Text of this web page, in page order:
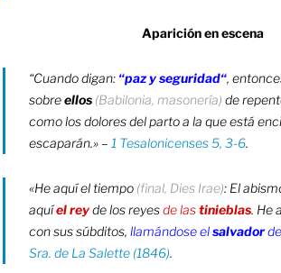
Aparición en escena
“Cuando digan: “paz y seguridad“,
sobreellos (Babilonia, masonería) de
como los dolores del parto a la que está
escaparán.» – 1 Tesalonicenses 5, 3-6.​
«He aquí el tiempo (final, Dies Irae): El
aquíel reyde los reyesde lastinieblas. He
con sus súbditos,llamándose elsalvador
Sra. de La Salette (1846).